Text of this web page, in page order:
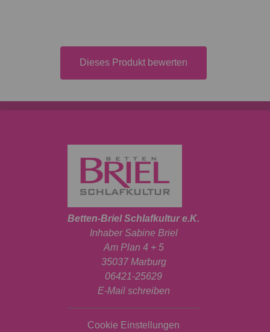
Dieses Produkt bewerten
Betten-Briel Schlafkultur e.K.
Inhaber Sabine Briel
Am Plan 4 + 5
35037 Marburg
06421-25629
E-Mail schreiben
Cookie Einstellungen